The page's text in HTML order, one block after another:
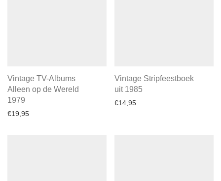
Vintage TV-Albums
Alleen op de Wereld
1979
€19,95
Vintage Stripfeestboek
uit 1985
€14,95